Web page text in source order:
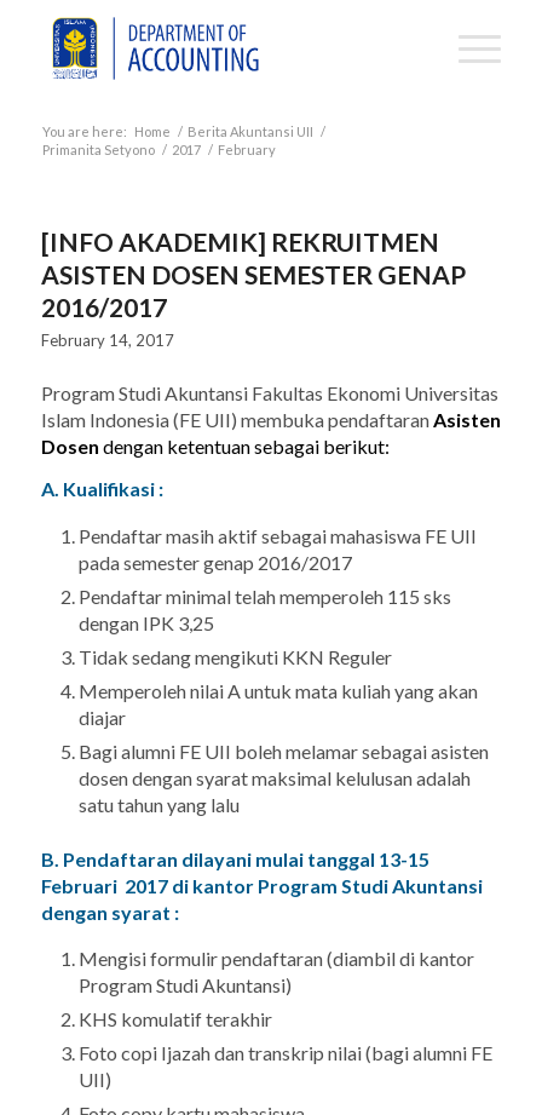
You are here: Home / Berita Akuntansi UII /
Primanita Setyono / 2017 / February
[INFO AKADEMIK] REKRUITMEN
ASISTEN DOSEN SEMESTER GENAP
2016/2017
February 14, 2017
Program Studi Akuntansi Fakultas Ekonomi Universitas
Islam Indonesia (FE UII) membuka pendaftaran Asisten
Dosen dengan ketentuan sebagai berikut:
A. Kualifikasi :
Pendaftar masih aktif sebagai mahasiswa FE UII
pada semester genap 2016/2017
Pendaftar minimal telah memperoleh 115 sks
dengan IPK 3,25
Tidak sedang mengikuti KKN Reguler
Memperoleh nilai A untuk mata kuliah yang akan
diajar
Bagi alumni FE UII boleh melamar sebagai asisten
dosen dengan syarat maksimal kelulusan adalah
satu tahun yang lalu
B. Pendaftaran dilayani mulai tanggal 13-15
Februari 2017 di kantor Program Studi Akuntansi
dengan syarat :
Mengisi formulir pendaftaran (diambil di kantor
Program Studi Akuntansi)
KHS komulatif terakhir
Foto copi Ijazah dan transkrip nilai (bagi alumni FE
UII)